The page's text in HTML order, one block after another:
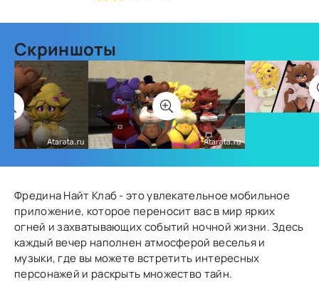
Скриншоты
Фредина Найт Клаб - это увлекательное мобильное
приложение, которое переносит вас в мир ярких
огней и захватывающих событий ночной жизни. Здесь
каждый вечер наполнен атмосферой веселья и
музыки, где вы можете встретить интересных
персонажей и раскрыть множество тайн.